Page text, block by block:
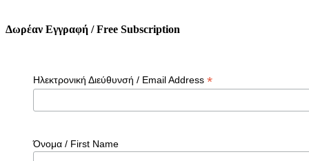
Δωρέαν Εγγραφή / Free Subscription
Ηλεκτρονική Διεύθυνσή / Email Address *
Όνομα / First Name